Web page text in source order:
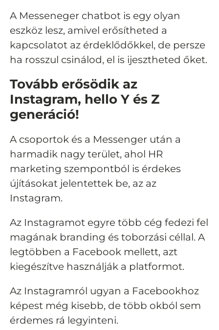
A Messeneger chatbot is egy olyan
eszköz lesz, amivel erősítheted a
kapcsolatot az érdeklődőkkel, de persze
ha rosszul csinálod, el is ijesztheted őket.
Tovább erősödik az
Instagram, hello Y és Z
generáció!
A csoportok és a Messenger után a
harmadik nagy terület, ahol HR
marketing szempontból is érdekes
újításokat jelentettek be, az az
Instagram.
Az Instagramot egyre több cég fedezi fel
magának branding és toborzási céllal. A
legtöbben a Facebook mellett, azt
kiegészítve használják a platformot.
Az Instagramról ugyan a Facebookhoz
képest még kisebb, de több okból sem
érdemes rá legyinteni.